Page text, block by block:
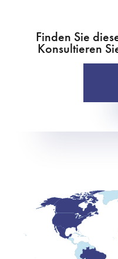
Finden Sie
Konsultieren